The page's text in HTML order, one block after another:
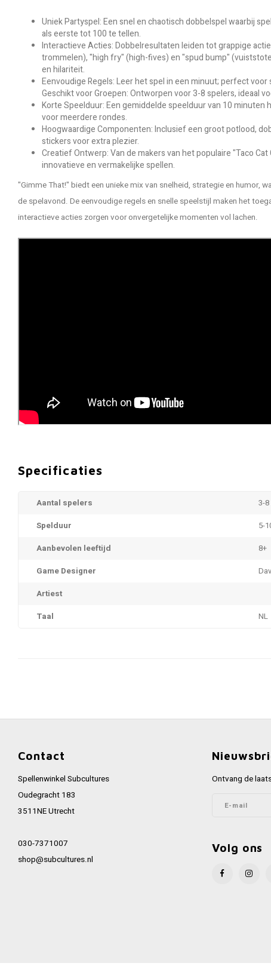
Uniek Partyspel: Een snel en chaotisch dobbelspel waarbij
als eerste tot 100 te tellen.
Interactieve Acties: Dobbelresultaten leiden tot grappige
trommelen), "high fry" (high-fives) en "spud bump"
en hilariteit.
Eenvoudige Regels: Leer het spel in een minuut; perfect voor
Geschikt voor Groepen: Ontworpen voor 3-8 spelers, ideaal
Korte Speelduur: Een gemiddelde speelduur van 10 minuten
voor meerdere rondes.
Hoogwaardige Componenten: Inclusief een groot potlood,
stickers voor extra plezier.
Creatief Ontwerp: Van de makers van het populaire "Taco
innovatieve en vermakelijke spellen.
"Gimme That!" biedt een unieke mix van snelheid, strategie en humor,
de spelavond. De eenvoudige regels en snelle speelstijl maken het
interactieve acties zorgen voor onvergetelijke momenten vol lachen.
Specificaties
Aantal spelers
3-
Spelduur
5-
Aanbevolen leeftijd
8+
Game Designer
Artiest
Taal
NL
Contact
Spellenwinkel Subcultures
Oudegracht 183
3511NE Utrecht
030-7371007
shop@subcultures.nl
Ontvang de
Volg ons